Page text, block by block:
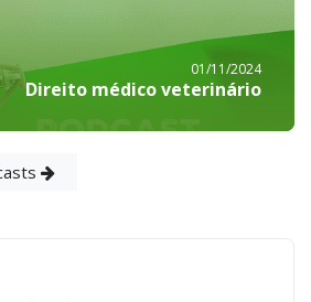
01/11/2024
Direito médico veterinário